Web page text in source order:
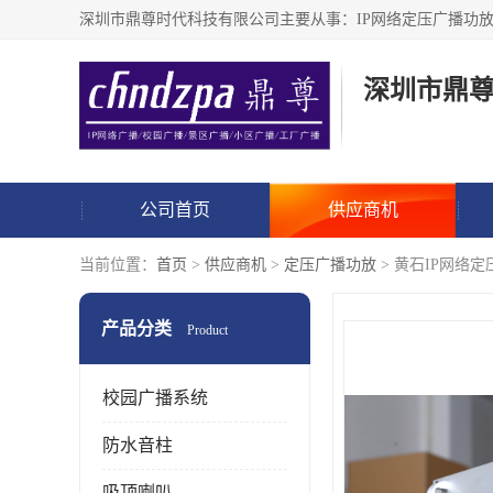
深圳市鼎
公司首页 供应商机
当前位置： 首页 > 供应商机 > 定压广播功放 > 黄石IP网络定
产品分类 Product
校园广播系统
防水音柱